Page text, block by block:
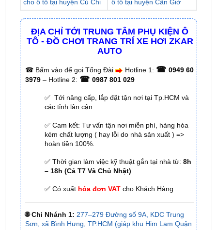
ĐỊA CHỈ TỚI TRUNG TÂM PHỤ KIỆN Ô
TÔ - ĐỒ CHƠI TRANG TRÍ XE HƠI ZKAR
☎Bấm vào để gọi Tổng Đài Hotline 1:☎ 0949 60
0987 801 029
✅ Tới nâng cấp, lắp đặt tận nơi tại Tp.HCM và
các tỉnh lân cận
✅ Cam kết: Tư vấn tận nơi miễn phí, hàng hóa
kém chất lượng ( hay lỗi do nhà sản xuất ) =>
✅ Thời gian làm việc kỹ thuật gắn tại nhà từ:8h
– 18h (Cả T7 Và Chủ Nhật)
✅ Có xuấthóa đơn VATcho Khách Hàng
🌐 Chi Nhánh 1: 277–279 Đường số 9A, KDC Trung
🌐 Chi Nhánh 2: 93 Trương Định, Phường Thủ Dầu